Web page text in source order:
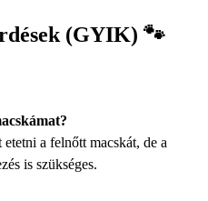
(GYIK) 🐾
a felnőtt macskát, de a
is szükséges.